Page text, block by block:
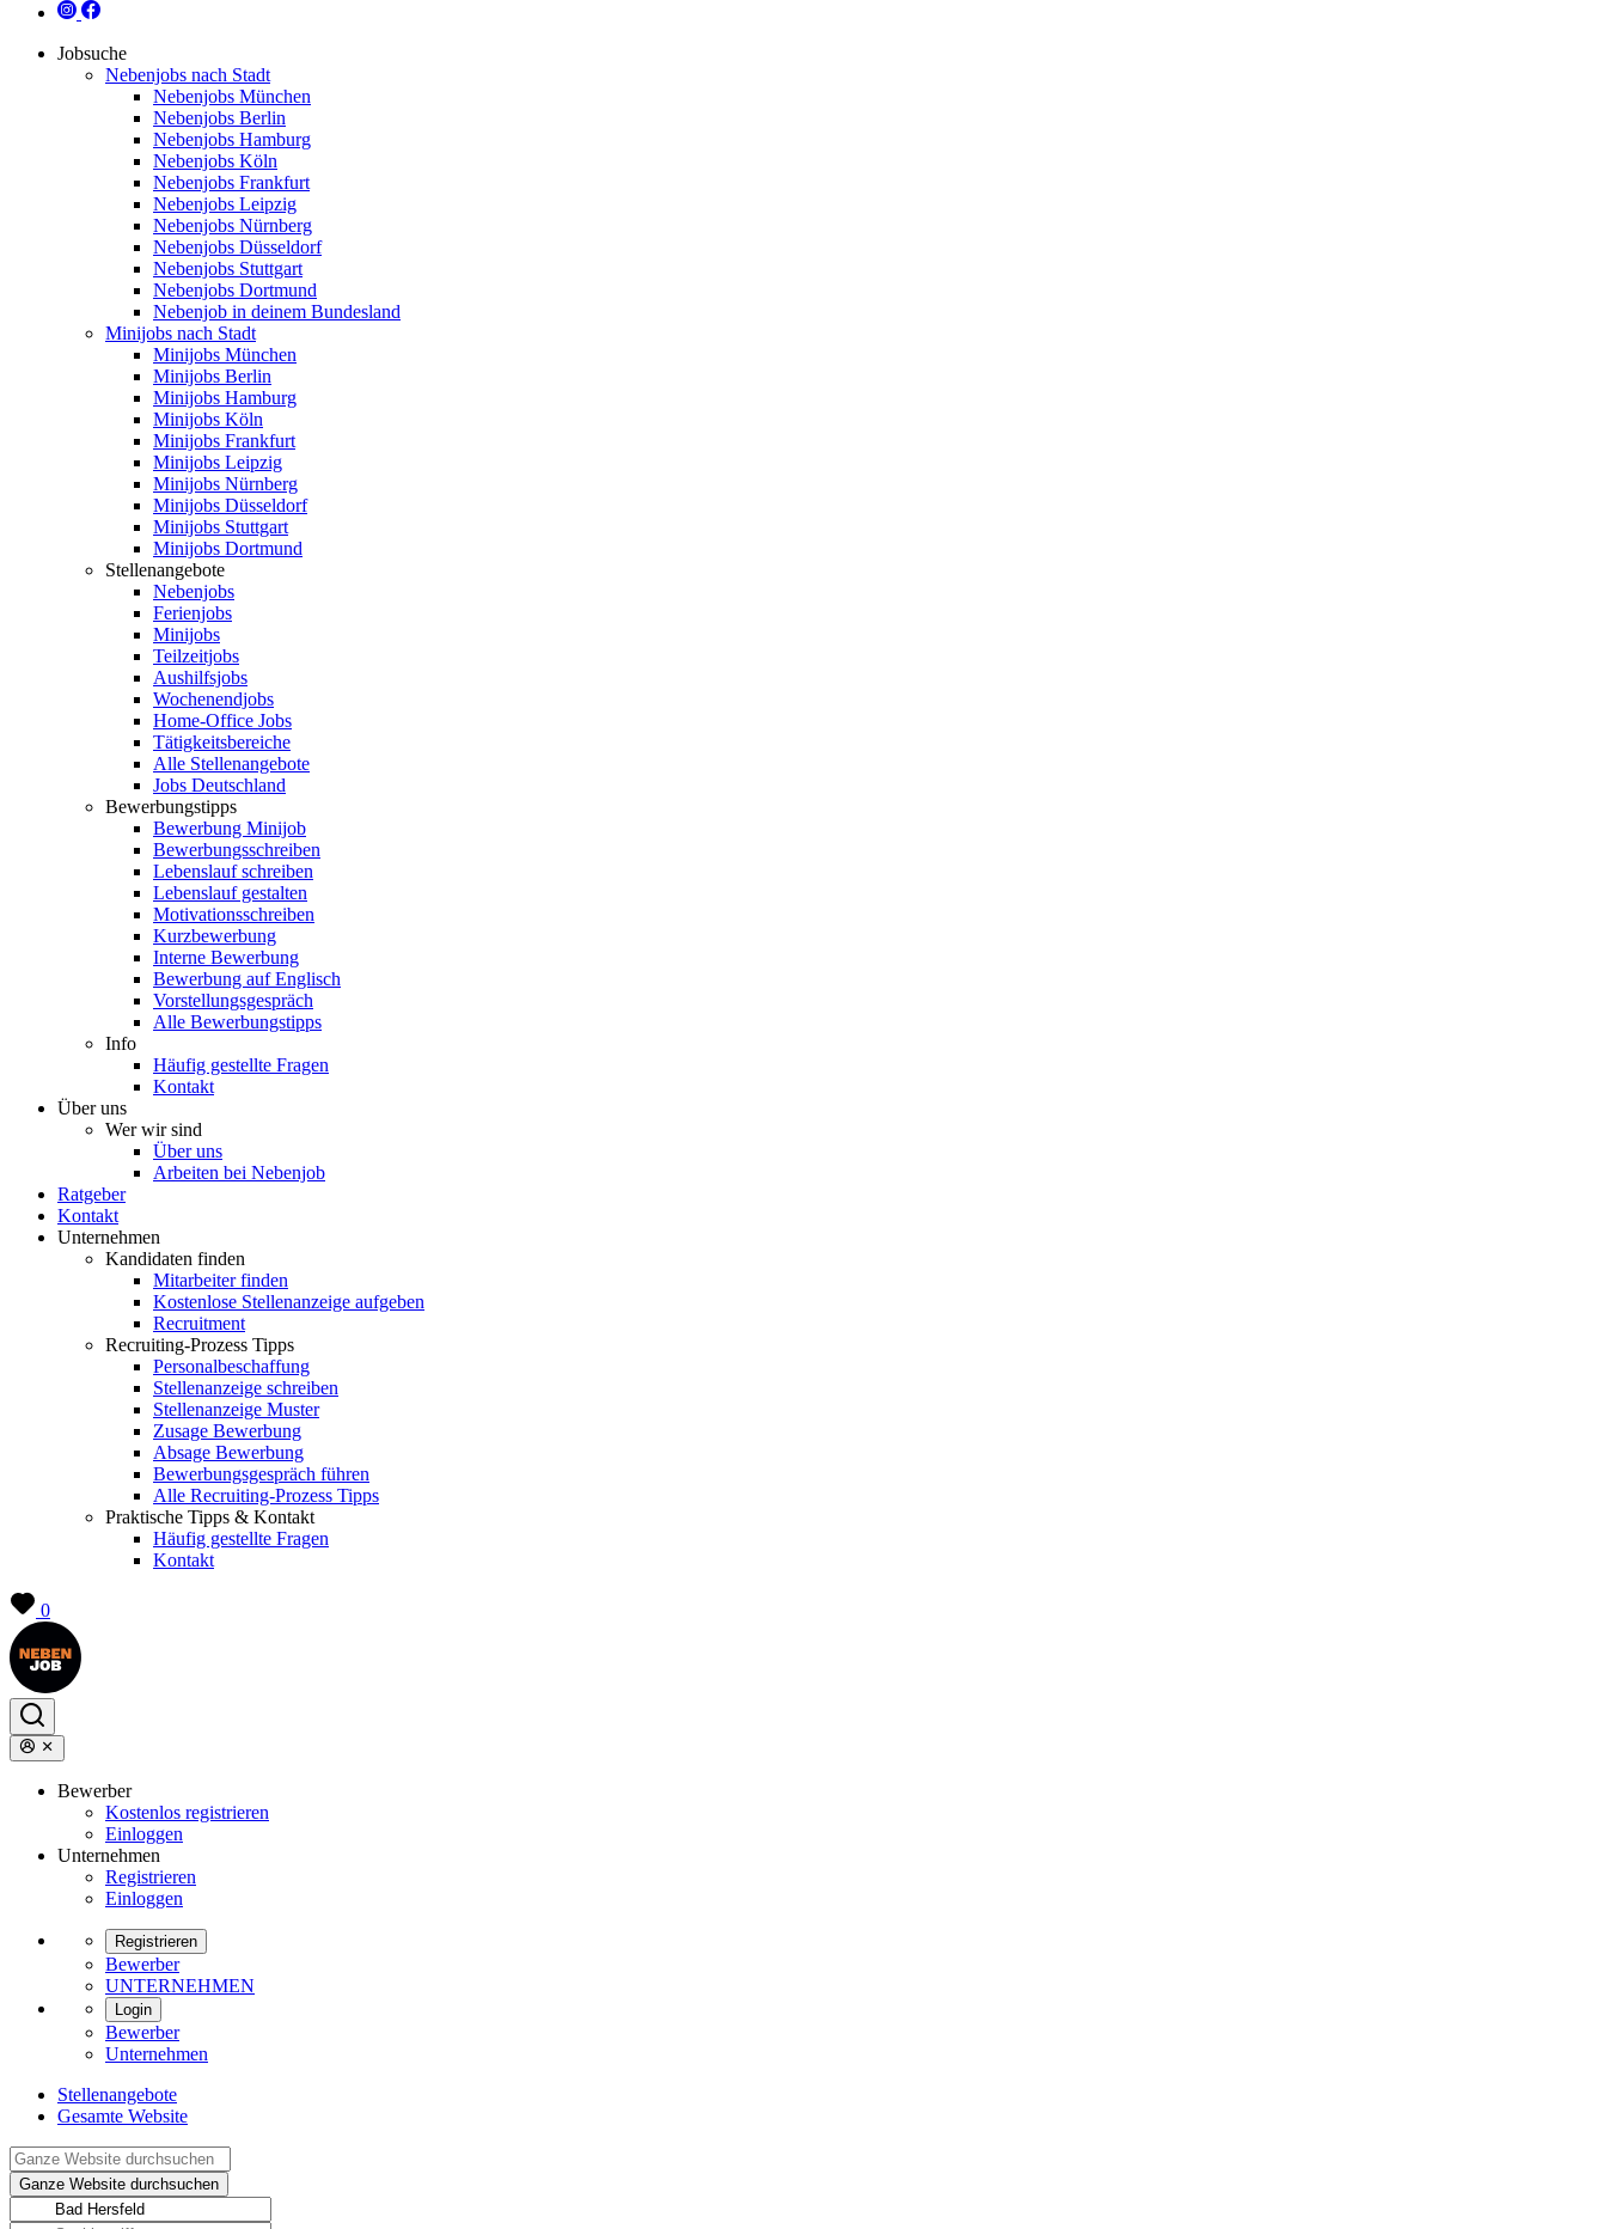
Jobsuche
Nebenjobs nach Stadt
Nebenjobs München
Nebenjobs Berlin
Nebenjobs Hamburg
Nebenjobs Köln
Nebenjobs Frankfurt
Nebenjobs Leipzig
Nebenjobs Nürnberg
Nebenjobs Düsseldorf
Nebenjobs Stuttgart
Nebenjobs Dortmund
Nebenjob in deinem Bundesland
Minijobs nach Stadt
Minijobs München
Minijobs Berlin
Minijobs Hamburg
Minijobs Köln
Minijobs Frankfurt
Minijobs Leipzig
Minijobs Nürnberg
Minijobs Düsseldorf
Minijobs Stuttgart
Minijobs Dortmund
Stellenangebote
Nebenjobs
Ferienjobs
Minijobs
Teilzeitjobs
Aushilfsjobs
Wochenendjobs
Home-Office Jobs
Tätigkeitsbereiche
Alle Stellenangebote
Jobs Deutschland
Bewerbungstipps
Bewerbung Minijob
Bewerbungsschreiben
Lebenslauf schreiben
Lebenslauf gestalten
Motivationsschreiben
Kurzbewerbung
Interne Bewerbung
Bewerbung auf Englisch
Vorstellungsgespräch
Alle Bewerbungstipps
Info
Häufig gestellte Fragen
Kontakt
Über uns
Wer wir sind
Über uns
Arbeiten bei Nebenjob
Ratgeber
Kontakt
Unternehmen
Kandidaten finden
Mitarbeiter finden
Kostenlose Stellenanzeige aufgeben
Recruitment
Recruiting-Prozess Tipps
Personalbeschaffung
Stellenanzeige schreiben
Stellenanzeige Muster
Zusage Bewerbung
Absage Bewerbung
Bewerbungsgespräch führen
Alle Recruiting-Prozess Tipps
Praktische Tipps & Kontakt
Häufig gestellte Fragen
Kontakt
0
Bewerber
Kostenlos registrieren
Einloggen
Unternehmen
Registrieren
Einloggen
Registrieren
Bewerber
UNTERNEHMEN
Login
Bewerber
Unternehmen
Stellenangebote
Gesamte Website